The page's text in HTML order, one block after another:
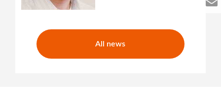
All news